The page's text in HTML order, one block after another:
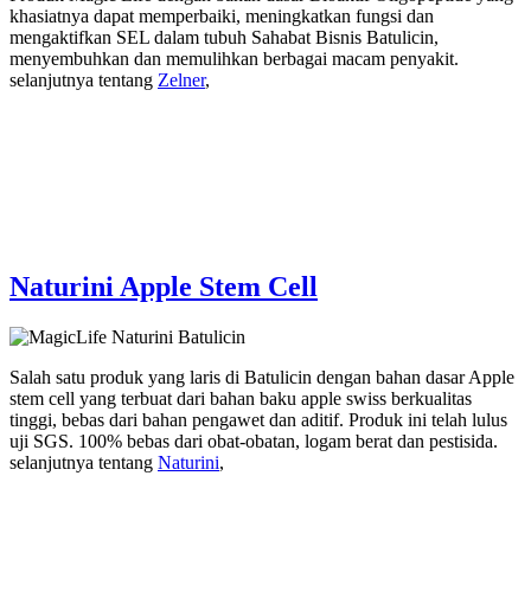
khasiatnya dapat memperbaiki, meningkatkan fungsi dan
mengaktifkan SEL dalam tubuh Sahabat Bisnis Batulicin,
menyembuhkan dan memulihkan berbagai macam penyakit.
selanjutnya tentang Zelner,
Naturini Apple Stem Cell
Salah satu produk yang laris di Batulicin dengan bahan dasar Apple
stem cell yang terbuat dari bahan baku apple swiss berkualitas
tinggi, bebas dari bahan pengawet dan aditif. Produk ini telah lulus
uji SGS. 100% bebas dari obat-obatan, logam berat dan pestisida.
selanjutnya tentang Naturini,